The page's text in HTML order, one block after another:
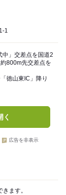
1
中」交差点を国道2
800m先交差点を
徳山東IC」降り
く
広告を非表示
ます。